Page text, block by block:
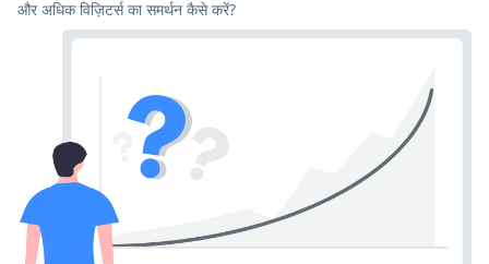
और अधिक विज़िटर्स का समर्थन कैसे करें?